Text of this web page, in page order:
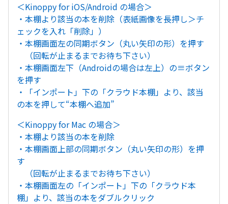
＜Kinoppy for iOS/Android の場合＞
・本棚より該当の本を削除（表紙画像を長押し＞チ
ェックを入れ「削除」）
・本棚画面左の同期ボタン（丸い矢印の形）を押す
（回転が止まるまでお待ち下さい）
・本棚画面左下（Androidの場合は左上）の≡ボタン
を押す
・「インポート」下の「クラウド本棚」より、該当
の本を押して“本棚へ追加”
＜Kinoppy for Mac の場合＞
・本棚より該当の本を削除
・本棚画面上部の同期ボタン（丸い矢印の形）を押
す
（回転が止まるまでお待ち下さい）
・本棚画面左の「インポート」下の「クラウド本
棚」より、該当の本をダブルクリック